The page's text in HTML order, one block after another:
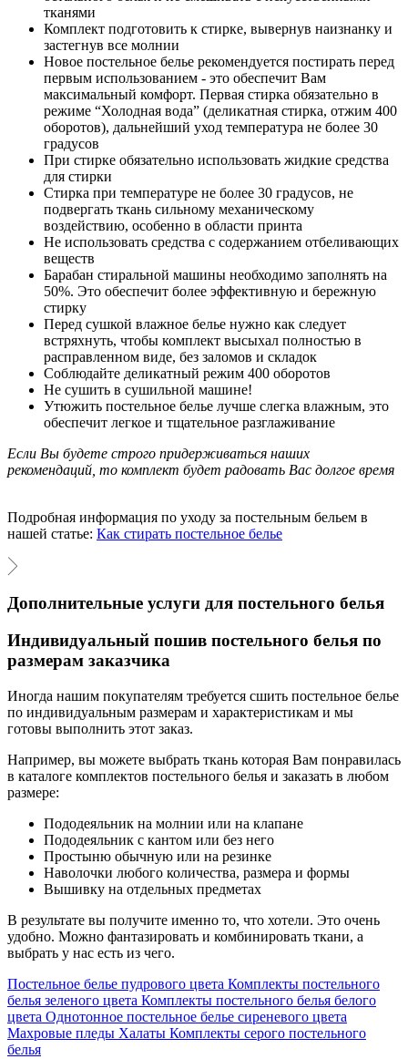
тканями
Комплект подготовить к стирке, вывернув наизнанку и
застегнув все молнии
Новое постельное белье рекомендуется постирать перед
первым использованием - это обеспечит Вам
максимальный комфорт. Первая стирка обязательно в
режиме “Холодная вода” (деликатная стирка, отжим 400
оборотов), дальнейший уход температура не более 30
градусов
При стирке обязательно использовать жидкие средства
для стирки
Стирка при температуре не более 30 градусов, не
подвергать ткань сильному механическому
воздействию, особенно в области принта
Не использовать средства с содержанием отбеливающих
веществ
Барабан стиральной машины необходимо заполнять на
50%. Это обеспечит более эффективную и бережную
стирку
Перед сушкой влажное белье нужно как следует
встряхнуть, чтобы комплект высыхал полностью в
расправленном виде, без заломов и складок
Соблюдайте деликатный режим 400 оборотов
Не сушить в сушильной машине!
Утюжить постельное белье лучше слегка влажным, это
обеспечит легкое и тщательное разглаживание
Если Вы будете строго придерживаться наших
рекомендаций, то комплект будет радовать Вас долгое время
Подробная информация по уходу за постельным бельем в
нашей статье: Как стирать постельное белье
Дополнительные услуги для постельного белья
Индивидуальный пошив постельного белья по
размерам заказчика
Иногда нашим покупателям требуется сшить постельное белье
по индивидуальным размерам и характеристикам и мы
готовы выполнить этот заказ.
Например, вы можете выбрать ткань которая Вам понравилась
в каталоге комплектов постельного белья и заказать в любом
размере:
Пододеяльник на молнии или на клапане
Пододеяльник с кантом или без него
Простыню обычную или на резинке
Наволочки любого количества, размера и формы
Вышивку на отдельных предметах
В результате вы получите именно то, что хотели. Это очень
удобно. Можно фантазировать и комбинировать ткани, а
выбрать у нас есть из чего.
Постельное белье пудрового цвета Комплекты постельного
белья зеленого цвета Комплекты постельного белья белого
цвета Однотонное постельное белье сиреневого цвета
Махровые пледы Халаты Комплекты серого постельного
белья